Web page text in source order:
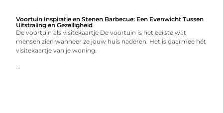
Voortuin Inspiratie en Stenen Barbecue: Een Evenwicht Tussen
Uitstraling en Gezelligheid
De voortuin als visitekaartje De voortuin is het eerste wat
mensen zien wanneer ze jouw huis naderen. Het is daarmee hét
visitekaartje van je woning.
...